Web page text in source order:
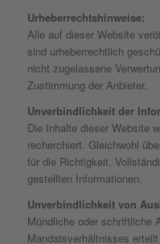
Urheberrechtshinweise:
Alle auf dieser Website
sind urheberrechtlich
nicht zugelassene
Zustimmung der Anbieter.
Unverbindlichkeit der
Die Inhalte dieser Website
recherchiert. Gleichwohl
für die Richtigkeit,
gestellten Informationen.
Unverbindlichkeit von
Mündliche oder schriftliche
Mandatsverhältnisses